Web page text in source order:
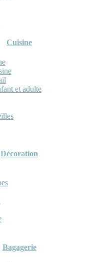
Cuisine
et adulte
Décoration
Bagagerie